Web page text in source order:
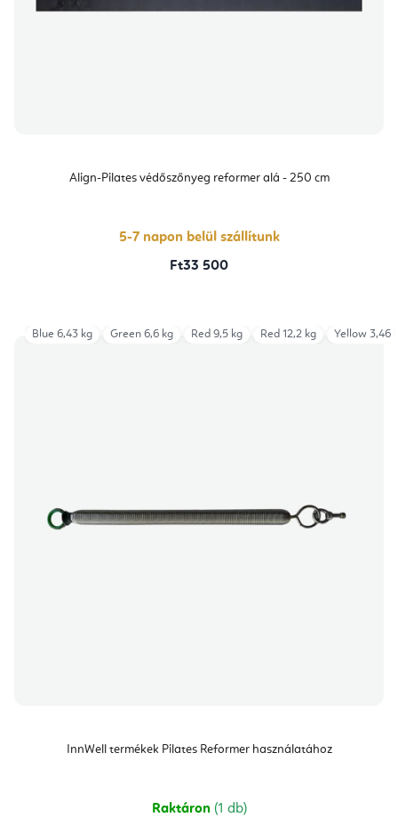
Align-Pilates védőszőnyeg reformer alá - 250 cm
5-7 napon belül szállítunk
Ft33 500
InnWell termékek Pilates Reformer használatához
Raktáron (1 db)
Blue 6,43 kg Green 6,6 kg Red 9,5 kg Red 12,2 kg Yellow 3,46